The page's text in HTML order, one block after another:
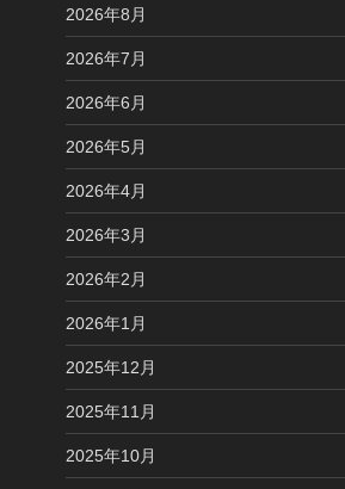
2026年8月
2026年7月
2026年6月
2026年5月
2026年4月
2026年3月
2026年2月
2026年1月
2025年12月
2025年11月
2025年10月